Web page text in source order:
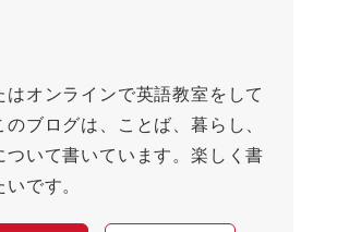
はオンラインで英語教室をして
ブログは、ことば、暮らし、
ついて書いています。楽しく書
です。